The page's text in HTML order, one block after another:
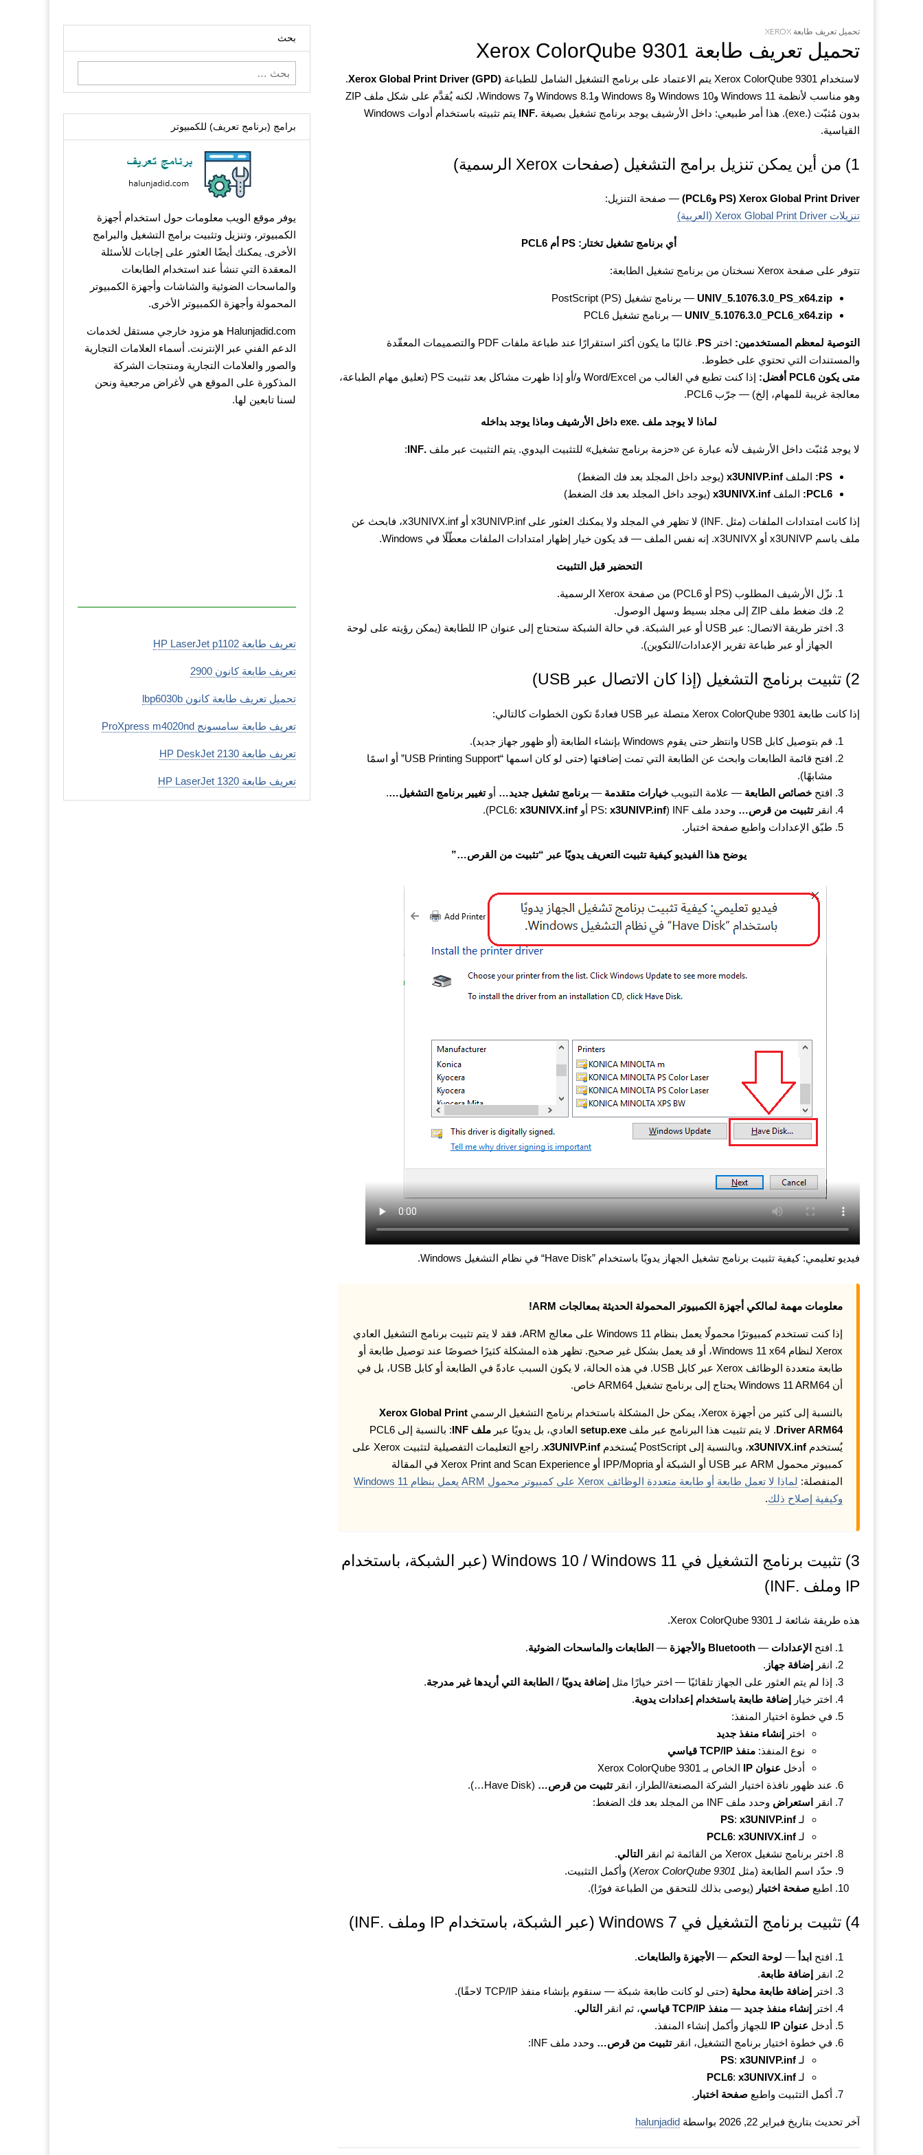
تحميل تعريف طابعة XEROX
تحميل تعريف طابعة Xerox ColorQube 9301
لاستخدام Xerox ColorQube 9301 يتم الاعتماد على برنامج التشغيل الشامل للطباعة Xerox Global Print Driver (GPD)
.
وهو مناسب لأنظمة Windows 11 وWindows 10 وWindows 8 وWindows 8.1 وWindows 7، لكنه يُقدَّم على شكل ملف ZIP
بدون مُثبّت (.exe). هذا أمر طبيعي: داخل الأرشيف يوجد برنامج تشغيل بصيغة
.INF
يتم تثبيته باستخدام أدوات Windows
القياسية.
1) من أين يمكن تنزيل برامج التشغيل (صفحات Xerox الرسمية)
Xerox Global Print Driver (PS وPCL6)
— صفحة التنزيل:
تنزيلات Xerox Global Print Driver (العربية)
أي برنامج تشغيل تختار: PS أم PCL6
تتوفر على صفحة Xerox نسختان من برنامج تشغيل الطابعة:
UNIV_5.1076.3.0_PS_x64.zip — برنامج تشغيل PostScript (PS)
UNIV_5.1076.3.0_PCL6_x64.zip — برنامج تشغيل PCL6
التوصية لمعظم المستخدمين: اختر PS
. غالبًا ما يكون أكثر استقرارًا عند طباعة ملفات PDF والتصميمات المعقّدة
والمستندات التي تحتوي على خطوط.
متى يكون PCL6 أفضل:
إذا كنت تطبع في الغالب من Word/Excel و/أو إذا ظهرت مشاكل بعد تثبيت PS (تعليق مهام الطباعة،
معالجة غريبة للمهام، إلخ) — جرّب PCL6.
لماذا لا يوجد ملف .exe داخل الأرشيف وماذا يوجد بداخله
لا يوجد مُثبّت داخل الأرشيف لأنه عبارة عن «حزمة برنامج تشغيل» للتثبيت اليدوي. يتم التثبيت عبر ملف .INF
:
PS: الملف x3UNIVP.inf (يوجد داخل المجلد بعد فك الضغط)
PCL6:
الملف x3UNIVX.inf (يوجد داخل المجلد بعد فك الضغط)
إذا كانت امتدادات الملفات (مثل .INF) لا تظهر في المجلد ولا يمكنك العثور على x3UNIVP.inf أو x3UNIVX.inf، فابحث عن
ملف باسم x3UNIVP أو x3UNIVX. إنه نفس الملف — قد يكون خيار إظهار امتدادات الملفات معطّلًا في Windows.
التحضير قبل التثبيت
نزّل الأرشيف المطلوب (PS أو PCL6) من صفحة Xerox الرسمية.
فك ضغط ملف ZIP إلى مجلد بسيط وسهل الوصول.
اختر طريقة الاتصال: عبر USB أو عبر الشبكة. في حالة الشبكة ستحتاج إلى عنوان IP للطابعة (يمكن رؤيته على لوحة
الجهاز أو عبر طباعة تقرير الإعدادات/التكوين).
2) تثبيت برنامج التشغيل (إذا كان الاتصال عبر USB)
إذا كانت طابعة Xerox ColorQube 9301 متصلة عبر USB فعادةً تكون الخطوات كالتالي:
قم بتوصيل كابل USB وانتظر حتى يقوم Windows بإنشاء الطابعة (أو ظهور جهاز جديد).
افتح قائمة الطابعات وابحث عن الطابعة التي تمت إضافتها (حتى لو كان اسمها “USB Printing Support” أو اسمًا
مشابهًا).
افتح خصائص الطابعة — علامة التبويب خيارات متقدمة — برنامج تشغيل جديد… أوتغيير برنامج التشغيل….
انقرتثبيت من قرص… وحدد ملف INF (PS: x3UNIVP.inf أو PCL6: x3UNIVX.inf
).
طبّق الإعدادات واطبع صفحة اختبار.
يوضح هذا الفيديو كيفية تثبيت التعريف يدويًا عبر “تثبيت من القرص…”
فيديو تعليمي: كيفية تثبيت برنامج تشغيل الجهاز يدويًا باستخدام ”Have Disk“ في نظام التشغيل Windows.
معلومات مهمة لمالكي أجهزة الكمبيوتر المحمولة الحديثة بمعالجات ARM!
إذا كنت تستخدم كمبيوترًا محمولًا يعمل بنظام Windows 11 على معالج ARM، فقد لا يتم تثبيت برنامج التشغيل العادي
Xerox لنظام Windows 11 x64، أو قد يعمل بشكل غير صحيح. تظهر هذه المشكلة كثيرًا خصوصًا عند توصيل طابعة أو
طابعة متعددة الوظائف Xerox عبر كابل USB. في هذه الحالة، لا يكون السبب عادةً في الطابعة أو كابل USB، بل في
أن Windows 11 ARM64 يحتاج إلى برنامج تشغيل ARM64 خاص.
بالنسبة إلى كثير من أجهزة Xerox، يمكن حل المشكلة باستخدام برنامج التشغيل الرسمي
Xerox Global Print
Driver ARM64. لا يتم تثبيت هذا البرنامج عبر ملف setup.exe العادي، بل يدويًا عبر ملف INF
: بالنسبة إلى PCL6
يُستخدم x3UNIVX.inf، وبالنسبة إلى PostScript يُستخدم x3UNIVP.inf
. راجع التعليمات التفصيلية لتثبيت Xerox على
كمبيوتر محمول ARM عبر USB أو الشبكة أو IPP/Mopria أو Xerox Print and Scan Experience في المقالة
المنفصلة:
لماذا لا تعمل طابعة أو طابعة متعددة الوظائف Xerox على كمبيوتر محمول ARM يعمل بنظام Windows 11
وكيفية إصلاح ذلك.
3) تثبيت برنامج التشغيل في Windows 10 / Windows 11 (عبر الشبكة، باستخدام
IP وملف .INF)
هذه طريقة شائعة لـ Xerox ColorQube 9301.
افتح الإعدادات — Bluetooth والأجهزة — الطابعات والماسحات الضوئية.
انقر
إضافة جهاز .
إذا لم يتم العثور على الجهاز تلقائيًا — اختر خيارًا مثل إضافة يدويًا / الطابعة التي أريدها غير مدرجة.
اختر خيار
إضافة طابعة باستخدام إعدادات يدوية.
في خطوة اختيار المنفذ:
اختر
إنشاء منفذ جديد
نوع المنفذ: منفذ TCP/IP قياسي
أدخل عنوان IP
الخاص بـ Xerox ColorQube 9301
عند ظهور نافذة اختيار الشركة المصنعة/الطراز، انقرتثبيت من قرص… (Have Disk…).
انقر
استعراض وحدد ملف INF من المجلد بعد فك الضغط:
لـ
PS: x3UNIVP.inf
لـ
PCL6: x3UNIVX.inf
اختر برنامج تشغيل Xerox من القائمة ثم انقر
التالي.
حدّد اسم الطابعة (مثل Xerox ColorQube 9301) وأكمل التثبيت.
اطبع صفحة اختبار (يوصى بذلك للتحقق من الطباعة فورًا).
4) تثبيت برنامج التشغيل في Windows 7 (عبر الشبكة، باستخدام IP وملف .INF)
افتح ابدأ — لوحة التحكم — الأجهزة والطابعات.
انقر
إضافة طابعة.
اختر
إضافة طابعة محلية (حتى لو كانت طابعة شبكة — سنقوم بإنشاء منفذ TCP/IP لاحقًا).
اختر
إنشاء منفذ جديد — منفذ TCP/IP قياسي ، ثم انقر التالي.
أدخل عنوان IP
للجهاز وأكمل إنشاء المنفذ.
في خطوة اختيار برنامج التشغيل، انقرتثبيت من قرص… وحدد ملف INF:
لـ
PS: x3UNIVP.inf
لـ
PCL6: x3UNIVX.inf
أكمل التثبيت واطبع صفحة اختبار .
آخر تحديث بتاريخ فبراير 22, 2026 بواسطة halunjadid
بحث
البحث
عن:
برامج (برنامج تعريف) للكمبيوتر
يوفر موقع الويب معلومات حول استخدام أجهزة
الكمبيوتر، وتنزيل وتثبيت برامج التشغيل والبرامج
الأخرى. يمكنك أيضًا العثور على إجابات للأسئلة
المعقدة التي تنشأ عند استخدام الطابعات
والماسحات الضوئية والشاشات وأجهزة الكمبيوتر
المحمولة وأجهزة الكمبيوتر الأخرى.
Halunjadid.com هو مزود خارجي مستقل لخدمات
الدعم الفني عبر الإنترنت. أسماء العلامات التجارية
والصور والعلامات التجارية ومنتجات الشركة
المذكورة على الموقع هي لأغراض مرجعية ونحن
لسنا تابعين لها.
تعريف طابعة HP LaserJet p1102
تعريف طابعة كانون 2900
تحميل تعريف طابعة كانون lbp6030b
تعريف طابعة سامسونج ProXpress m4020nd
تعريف طابعة HP DeskJet 2130
تعريف طابعة HP LaserJet 1320